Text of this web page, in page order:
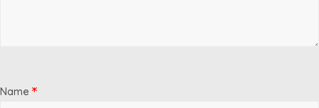
Name *